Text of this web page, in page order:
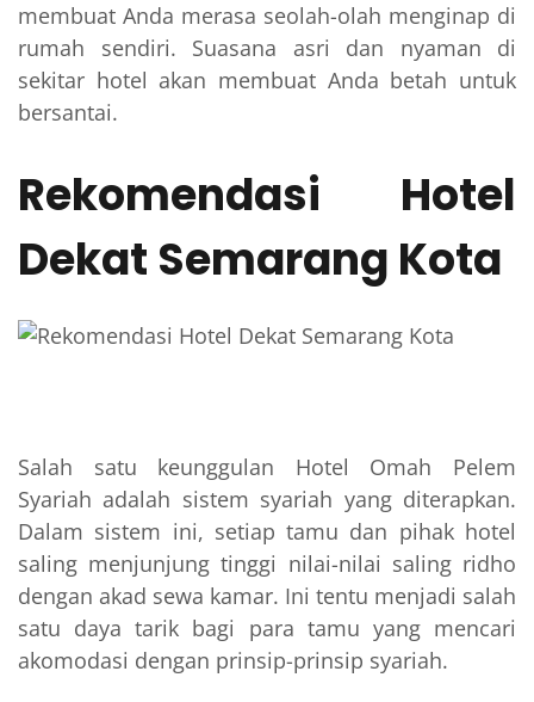
membuat Anda merasa seolah-olah menginap di
rumah sendiri. Suasana asri dan nyaman di
sekitar hotel akan membuat Anda betah untuk
bersantai.
Rekomendasi Hotel
Dekat Semarang Kota
Salah satu keunggulan Hotel Omah Pelem
Syariah adalah sistem syariah yang diterapkan.
Dalam sistem ini, setiap tamu dan pihak hotel
saling menjunjung tinggi nilai-nilai saling ridho
dengan akad sewa kamar. Ini tentu menjadi salah
satu daya tarik bagi para tamu yang mencari
akomodasi dengan prinsip-prinsip syariah.